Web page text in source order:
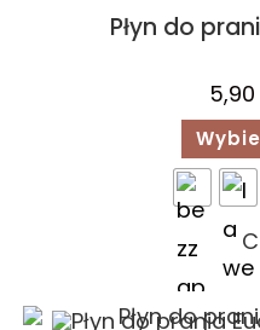
Płyn do
5,90